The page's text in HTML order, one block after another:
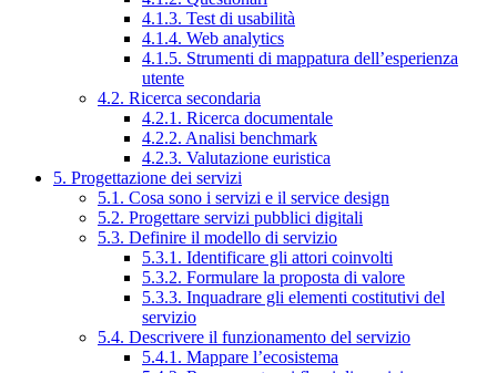
4.1.3. Test di usabilità
4.1.4. Web analytics
4.1.5. Strumenti di mappatura dell’esperienza
utente
4.2. Ricerca secondaria
4.2.1. Ricerca documentale
4.2.2. Analisi benchmark
4.2.3. Valutazione euristica
5. Progettazione dei servizi
5.1. Cosa sono i servizi e il service design
5.2. Progettare servizi pubblici digitali
5.3. Definire il modello di servizio
5.3.1. Identificare gli attori coinvolti
5.3.2. Formulare la proposta di valore
5.3.3. Inquadrare gli elementi costitutivi del
servizio
5.4. Descrivere il funzionamento del servizio
5.4.1. Mappare l’ecosistema